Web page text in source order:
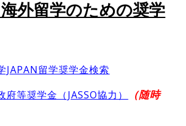
外留学のための奨学
JAPAN留学奨学金検索
等奨学金（JASSO協力）
（随時